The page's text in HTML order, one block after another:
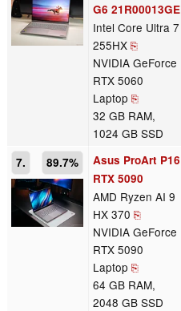
G6 21R00013GE
Intel Core Ultra 7
255HX ⎘
NVIDIA GeForce
RTX 5060
Laptop ⎘
32 GB RAM,
1024 GB SSD
7. 89.7%
Asus ProArt P16
RTX 5090
AMD Ryzen AI 9
HX 370 ⎘
NVIDIA GeForce
RTX 5090
Laptop ⎘
64 GB RAM,
2048 GB SSD